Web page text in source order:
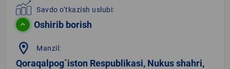
Savdo o‘tkazish uslubi:
Oshirib borish
location_on Manzil:
Qoraqalpog`iston Respublikasi, Nukus shahri,